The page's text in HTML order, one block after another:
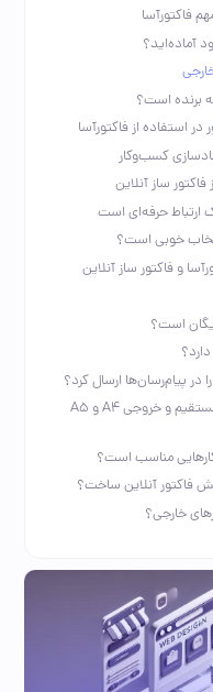
فاکتورآسا
آماده‌اید؟
برنده است؟
استفاده از فاکتورآسا
کسب‌وکار
ساز آنلاین
ارتباط حرفه‌ای است
خوبی است؟
و فاکتور ساز آنلاین
است؟
در پیام‌رسان‌ها ارسال کرد؟
آیا فاکتورآسا امکان چاپ مستقیم و خروجی A4 و A5
مناسب است؟
فاکتور آنلاین ساخت؟
خارجی؟